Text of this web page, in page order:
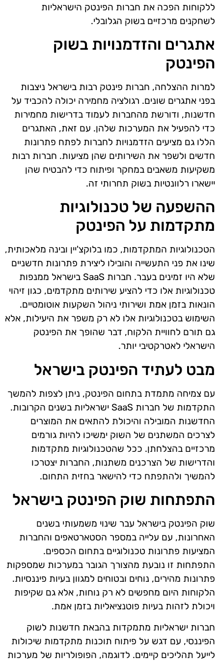
ללקוחות הפכה את חברות הפינטק הישראליות
לשחקנים מרכזיים בשוק הגלובלי.
אתגרים והזדמנויות בשוק
הפינטק
למרות ההצלחה, חברות פינטק רבות בישראל ניצבות
בפני אתגרים שונים. רגולציה מחמירה יכולה להכביד על
חדשנות, ודורשת מהחברות לעמוד בדרישות מחמירות
כדי להפעיל את המערכות שלהן. עם זאת, האתגרים
הללו גם מציעים הזדמנויות לחברות לפתח פתרונות
חדשים ולשפר את השירותים שהן מציעות. חברות רבות
משקיעות משאבים במחקר ופיתוח כדי להבטיח שהן
יישארו רלוונטיות בשוק תחרותי זה.
ההשפעה של טכנולוגיות
מתקדמות על הפינטק
הטכנולוגיות המתקדמות, כמו בלוקצ'יין ובינה מלאכותית,
שינו את פני התעשייה והובילו ליצירת פתרונות חדשניים
שלא היו זמינים בעבר. חברות SaaS בישראל ממנפות
טכנולוגיות אלו כדי להציע שירותים מתקדמים, כגון זיהוי
הונאות בזמן אמת ושירותי ניהול השקעות אוטומטיים.
השימוש בטכנולוגיות אלו לא רק משפר את היעילות, אלא
גם תורם לחוויית הלקוח, דבר שהופך את הפינטק
הישראלי לאטרקטיבי יותר.
מבט לעתיד הפינטק בישראל
עם צמיחה מתמדת בתחום הפינטק, ניתן לצפות להמשך
התקדמות של חברות SaaS ישראליות בשנים הקרובות.
החדשנות המובילה והיכולת להתאים את המוצרים
לצרכים המשתנים של השוק ימשיכו להיות גורמים
מרכזיים בהצלחתן. ככל שהטכנולוגיות מתקדמות
והדרישות של הצרכנים משתנות, החברות יצטרכו
להמשיך ולהתפתח כדי להישאר בחזית התחום.
התפתחות שוק הפינטק בישראל
שוק הפינטק בישראל עבר שינוי משמעותי בשנים
האחרונות, עם עלייה במספר הסטארטאפים והחברות
המציעות פתרונות טכנולוגיים בתחום הכספים.
התפתחות זו נובעת מהצורך הגובר במערכות שמספקות
פתרונות מהירים, נוחים ובטוחים למגוון בעיות פיננסיות.
הלקוחות היום מחפשים לא רק נוחות, אלא גם שקיפות
ויכולת לזהות בעיות פוטנציאליות בזמן אמת.
חברות ישראליות מתמקדות בהבאת חדשנות לשוק
הפיננסי, עם דגש על פיתוח תוכנות מתקדמות שיכולות
לייעל תהליכים קיימים. לדוגמה, הפופולריות של מערכות